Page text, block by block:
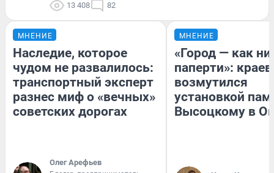
13 408 82
МНЕНИЕ
Наследие, которое
чудом не развалилось:
транспортный эксперт
разнес миф о «вечных»
советских дорогах
Олег Арефьев
МНЕНИЕ
«Город — как
паперти»:
возмутился
установкой
Высоцкому в